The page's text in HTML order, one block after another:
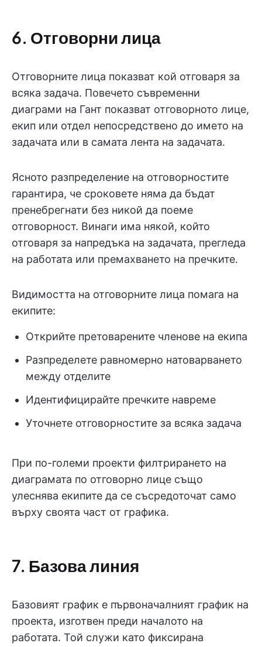
6. Отговорни лица
Отговорните лица показват кой отговаря за
всяка задача. Повечето съвременни
диаграми на Гант показват отговорното лице,
екип или отдел непосредствено до името на
задачата или в самата лента на задачата.
Ясното разпределение на отговорностите
гарантира, че сроковете няма да бъдат
пренебрегнати без никой да поеме
отговорност. Винаги има някой, който
отговаря за напредъка на задачата, прегледа
на работата или премахването на пречките.
Видимостта на отговорните лица помага на
екипите:
Открийте претоварените членове на екипа
Разпределете равномерно натоварването
между отделите
Идентифицирайте пречките навреме
Уточнете отговорностите за всяка задача
При по-големи проекти филтрирането на
диаграмата по отговорно лице също
улеснява екипите да се съсредоточат само
върху своята част от графика.
7. Базова линия
Базовият график е първоначалният график на
проекта, изготвен преди началото на
работата. Той служи като фиксирана